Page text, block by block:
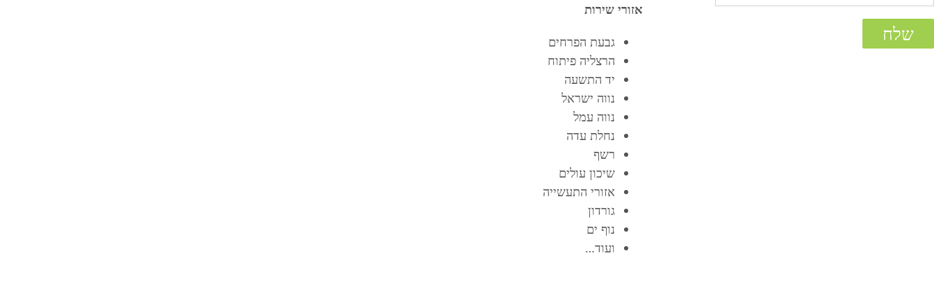
אזורי שירות
גבעת הפרחים
הרצליה פיתוח
יד התשעה
נווה ישראל
נווה עמל
נחלת עדה
רשף
שיכון עולים
אזורי התעשייה
גורדון
נוף ים
ועוד…